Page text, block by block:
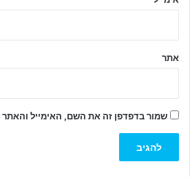
אתר
שמור בדפדפן זה את השם, האימייל